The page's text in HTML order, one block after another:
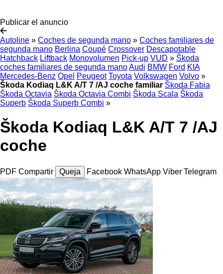
Publicar el anuncio
Autoline » Coches de segunda mano » Coches familiares de
segunda mano Berlina Coupé Crossover Descapotable
Hatchback Liftback Monovolumen Pick-up VUD » Škoda
coches familiares de segunda manoAudi BMW Ford KIA
Mercedes-Benz Opel Peugeot Toyota Volkswagen Volvo »
Škoda Kodiaq L&K A/T 7 /AJ coche familiar Škoda Fabia
Škoda Octavia Škoda Octavia Combi Škoda Scala Škoda
Superb Škoda Superb Combi »
Škoda Kodiaq L&K A/T 7 /AJ
coche
PDF Compartir Queja Facebook WhatsApp Viber Telegram